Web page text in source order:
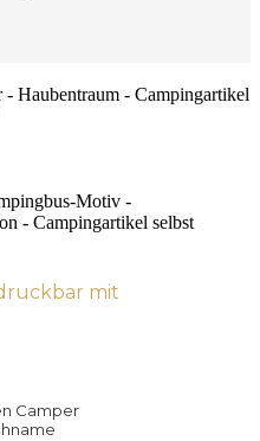
mit
Camper